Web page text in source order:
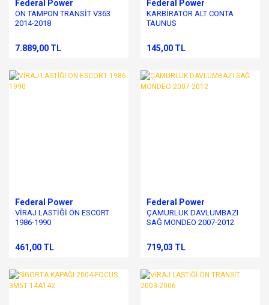
Federal Power
ÖN TAMPON TRANSİT V363
2014-2018
7.889,00 TL
Federal Power
KARBİRATÖR ALT CONTA
TAUNUS
145,00 TL
Federal Power
VİRAJ LASTİĞİ ÖN ESCORT
1986-1990
461,00 TL
Federal Power
ÇAMURLUK DAVLUMBAZI
SAĞ MONDEO 2007-2012
719,03 TL